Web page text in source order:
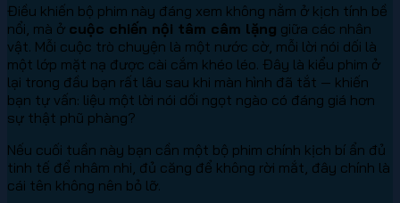
Điều khiến bộ phim này đáng xem không nằm ở kịch tính bề
nổi, mà ở cuộc chiến nội tâm câm lặng giữa các nhân
vật. Mỗi cuộc trò chuyện là một nước cờ, mỗi lời nói dối là
một lớp mặt nạ được cài cắm khéo léo. Đây là kiểu phim ở
lại trong đầu bạn rất lâu sau khi màn hình đã tắt — khiến
bạn tự vấn: liệu một lời nói dối ngọt ngào có đáng giá hơn
sự thật phũ phàng?
Nếu cuối tuần này bạn cần một bộ phim chính kịch bí ẩn đủ
tinh tế để nhâm nhi, đủ căng để không rời mắt, đây chính là
cái tên không nên bỏ lỡ.